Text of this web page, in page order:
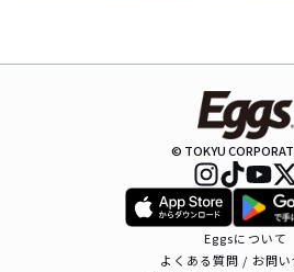
© TOKYU
Eggsについて
よくある質問 / お問